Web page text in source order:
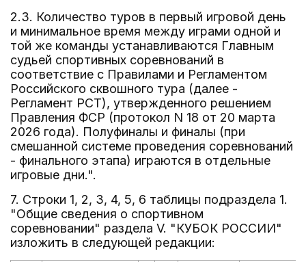
2.3. Количество туров в первый игровой день
и минимальное время между играми одной и
той же команды устанавливаются Главным
судьей спортивных соревнований в
соответствие с Правилами и Регламентом
Российского сквошного тура (далее -
Регламент РСТ), утвержденного решением
Правления ФСР (протокол N 18 от 20 марта
2026 года). Полуфиналы и финалы (при
смешанной системе проведения соревнований
- финального этапа) играются в отдельные
игровые дни.".
7. Строки 1, 2, 3, 4, 5, 6 таблицы подраздела 1.
"Общие сведения о спортивном
соревновании" раздела V. "КУБОК РОССИИ"
изложить в следующей редакции: